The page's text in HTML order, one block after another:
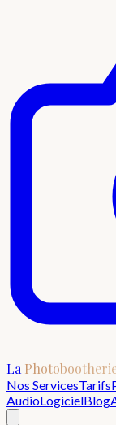
La
Nos ServicesTarifs
AudioLogicielBlog